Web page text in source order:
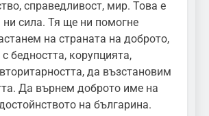
справедливост, мир. Това е
сила. Тя ще ни помогне
на страната на доброто,
бедността, корупцията,
да възстановим
Да върнем доброто име на
на българина.